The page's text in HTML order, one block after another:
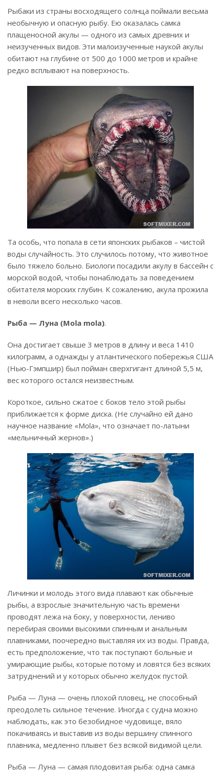
Рыбаки из страны восходящего солнца поймали весьма
необычную и опасную рыбу. Ею оказалась самка
плащеносной акулы — одного из самых древних и
неизученных видов. Эти малоизученные наукой акулы
обитают на глубине от 500 до 1000 метров и крайне
редко всплывают на поверхность.
Та особь, что попала в сети японских рыбаков – чистой
воды случайность. Это случилось потому, что животное
было тяжело больно. Биологи посадили акулу в бассейн с
морской водой, чтобы понаблюдать за поведением
обитателя морских глубин. К сожалению, акула прожила
в неволи всего несколько часов.
Рыба — Луна (Mola mola).
Она достигает свыше 3 метров в длину и веса 1410
килограмм, а однажды у атлантического побережья США
(Нью-Гэмпшир) был пойман сверхгигант длиной 5,5 м,
вес которого остался неизвестным.
Короткое, сильно сжатое с боков тело этой рыбы
приближается к форме диска. (Не случайно ей дано
научное название «Mola», что означает по-латыни
«мельничный жернов».)
Личинки и молодь этого вида плавают как обычные
рыбы, а взрослые значительную часть времени
проводят лежа на боку, у поверхности, лениво
перебирая своими высокими спинным и анальным
плавниками, поочередно выставляя их из воды. Правда,
есть предположение, что так поступают больные и
умирающие рыбы, которые потому и ловятся без всяких
затруднений и у которых обычно желудок пустой.
Рыба — Луна — очень плохой пловец, не способный
преодолеть сильное течение. Иногда с судна можно
наблюдать, как это безобидное чудовище, вяло
покачиваясь и выставив из воды вершину спинного
плавника, медленно плывет без всякой видимой цели.
Рыба — Луна — самая плодовитая рыба: одна самка